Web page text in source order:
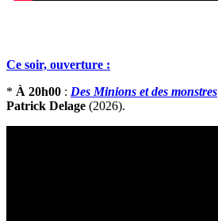
Ce soir, ouverture :
* À 20h00 : Des Minions et des monstres
Patrick Delage (2026).